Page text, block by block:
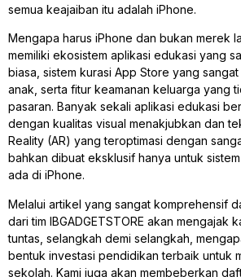
semua keajaiban itu adalah iPhone.
Mengapa harus iPhone dan bukan merek
memiliki ekosistem aplikasi edukasi yang
biasa, sistem kurasi App Store yang
anak, serta fitur keamanan keluarga yang
pasaran. Banyak sekali aplikasi edukasi
dengan kualitas visual menakjubkan dan
Reality (AR) yang teroptimasi dengan
bahkan dibuat eksklusif hanya untuk
ada di iPhone.
Melalui artikel yang sangat komprehensif
dari tim IBGADGETSTORE akan mengajak
tuntas, selangkah demi selangkah,
bentuk investasi pendidikan terbaik untuk
sekolah. Kami juga akan membeberkan